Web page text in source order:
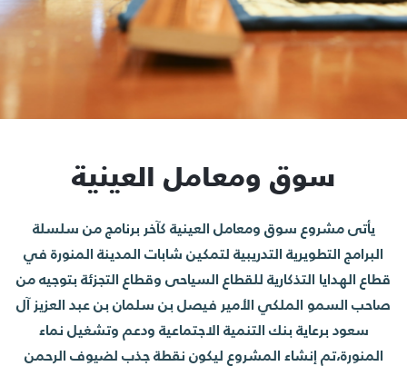
سوق ومعامل العينية
يأتى مشروع سوق ومعامل العينية كآخر برنامج من سلسلة
البرامج التطويرية التدريبية لتمكين شابات المدينة المنورة في
قطاع الهدايا التذكارية للقطاع السياحى وقطاع التجزئة بتوجيه من
صاحب السمو الملكي الأمير فيصل بن سلمان بن عبد العزيز آل
سعود برعاية بنك التنمية الاجتماعية ودعم وتشغيل نماء
المنورة،تم إنشاء المشروع ليكون نقطة جذب لضيوف الرحمن